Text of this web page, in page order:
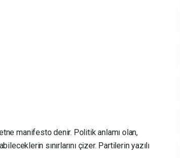
manifesto denir. Politik anlamı olan,
sınırlarını çizer. Partilerin yazılı